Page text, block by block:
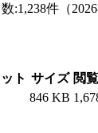
:1,238件 （
ト サイズ 閲
846 KB